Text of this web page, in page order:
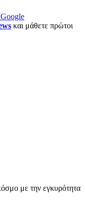
και μάθετε πρώτοι
με την εγκυρότητα